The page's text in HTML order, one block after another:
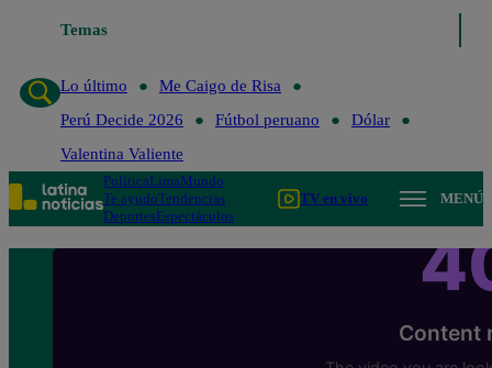
Temas
Lo último
Lo último
Me Caigo de Risa
Perú Decide 2026
Fútbol peruano
Dólar
Valentina Valiente
PolíticaLimaMundo
Te ayudoTendencias
DeportesEspectáculos
TV en vivo MENÚ